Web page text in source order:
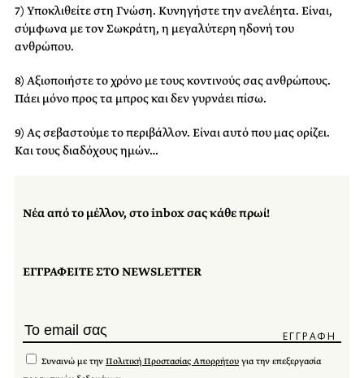
7) Υποκλιθείτε στη Γνώση. Κυνηγήστε την ανελέητα. Είναι,
σύμφωνα με τον Σωκράτη, η μεγαλύτερη ηδονή του
ανθρώπου.
8) Αξιοποιήστε το χρόνο με τους κοντινούς σας ανθρώπους.
Πάει μόνο προς τα μπρος και δεν γυρνάει πίσω.
9) Ας σεβαστούμε το περιβάλλον. Είναι αυτό που μας ορίζει.
Και τους διαδόχους ημών…
Νέα από το μέλλον, στο inbox σας κάθε πρωί!
ΕΓΓΡΑΦΕΙΤΕ ΣΤΟ NEWSLETTER
Συναινώ με την Πολιτική Προστασίας Απορρήτου για την επεξεργασία